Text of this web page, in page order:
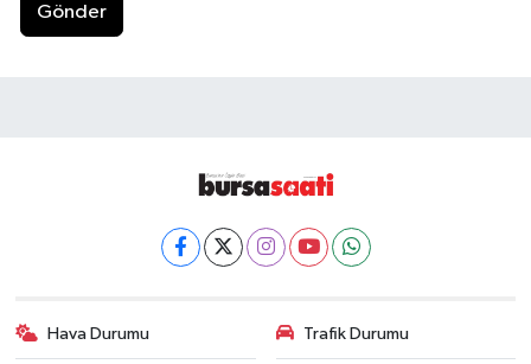
Gönder
Hava Durumu Trafik Durumu